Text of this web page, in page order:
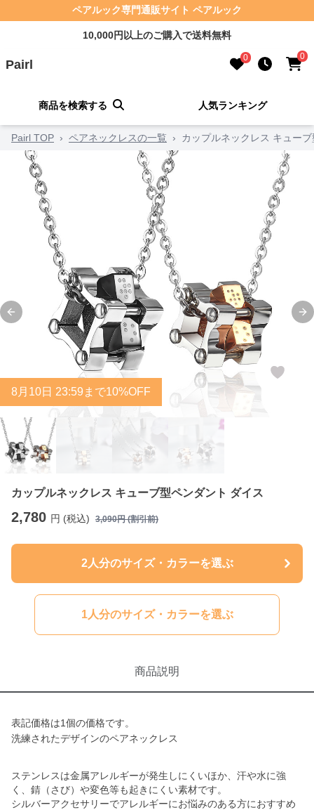
ペアルック専門通販サイト ペアルック
10,000円以上のご購入で送料無料
Pairl 0 0
商品を検索する 人気ランキング
Pairl TOP › ペアネックレスの一覧 › カップルネックレス キュー
Previous slide
8月 10日 23:59まで10%OFF
カップルネックレス キューブ型ペンダント ダイス
2,780 円 (税込) 3,090円 (割引前)
2人分のサイズ・カラーを選ぶ
1人分のサイズ・カラーを選ぶ
商品説明
表記価格は1個の価格です。
洗練されたデザインのペアネックレス
ステンレスは金属アレルギーが発生しにくいほか、汗や水に強
く、錆（さび）や変色等も起きにくい素材です。
シルバーアクセサリーでアレルギーにお悩みのある方におすすめ